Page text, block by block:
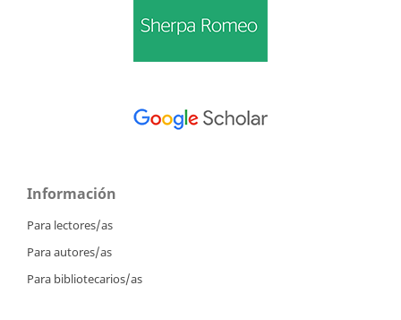
Información
Para lectores/as
Para autores/as
Para bibliotecarios/as